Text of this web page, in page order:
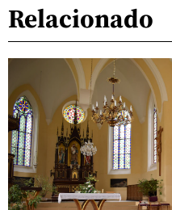
Relacionado